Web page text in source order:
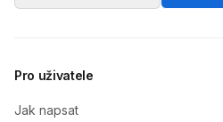
Pro uživatele
Jak napsat